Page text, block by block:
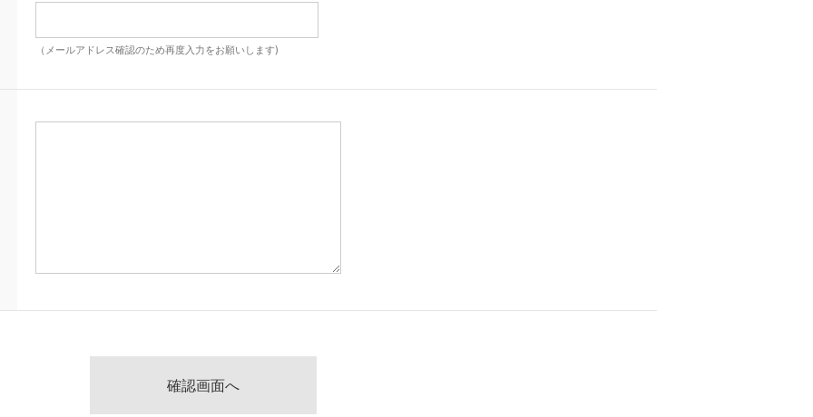
（メールアドレス確認のため再度入力をお願いします)